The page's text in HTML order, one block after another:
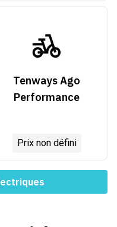
Tenways Ago
Performance
Prix non défini